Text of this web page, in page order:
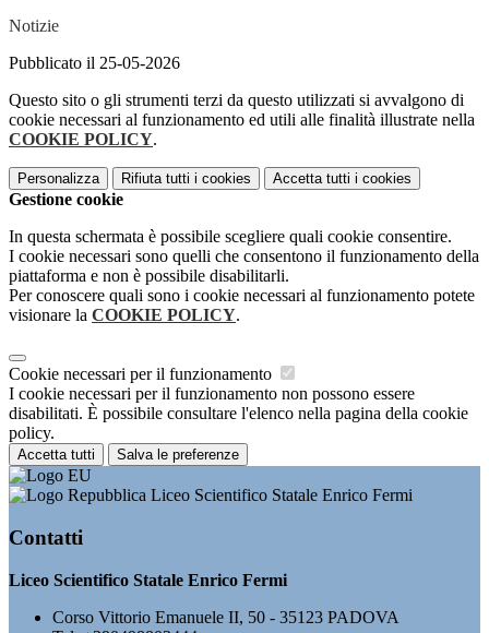
Notizie
Pubblicato il 25-05-2026
Questo sito o gli strumenti terzi da questo utilizzati si avvalgono di
cookie necessari al funzionamento ed utili alle finalità illustrate nella
COOKIE POLICY.
Personalizza Rifiuta tutti i cookies Accetta tutti i cookies
Gestione cookie
In questa schermata è possibile scegliere quali cookie consentire.
I cookie necessari sono quelli che consentono il funzionamento della
piattaforma e non è possibile disabilitarli.
Per conoscere quali sono i cookie necessari al funzionamento potete
visionare la COOKIE POLICY.
Cookie necessari per il funzionamento
I cookie necessari per il funzionamento non possono essere
disabilitati. È possibile consultare l'elenco nella pagina della cookie
policy.
Accetta tutti Salva le preferenze
Liceo Scientifico Statale Enrico Fermi
Contatti
Liceo Scientifico Statale Enrico Fermi
Corso Vittorio Emanuele II, 50 - 35123 PADOVA